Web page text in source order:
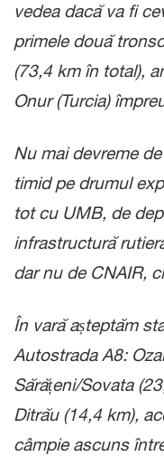
vedea dacă va fi
primele două
(73,4 km în total),
Onur (Turcia)
Nu mai devreme
timid pe drumul
tot cu UMB, de
infrastructură
dar nu de CNAIR,
În vară așteptăm
Autostrada A8:
Sărățeni/Sovata
Ditrău (14,4 km),
câmpie ascuns